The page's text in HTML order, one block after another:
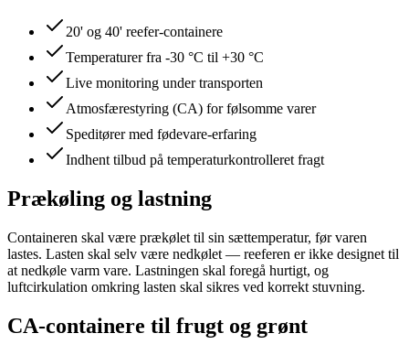
20' og 40' reefer-containere
Temperaturer fra -30 °C til +30 °C
Live monitoring under transporten
Atmosfærestyring (CA) for følsomme varer
Speditører med fødevare-erfaring
Indhent tilbud på temperaturkontrolleret fragt
Prækøling og lastning
Containeren skal være prækølet til sin sættemperatur, før varen
lastes. Lasten skal selv være nedkølet — reeferen er ikke designet til
at nedkøle varm vare. Lastningen skal foregå hurtigt, og
luftcirkulation omkring lasten skal sikres ved korrekt stuvning.
CA-containere til frugt og grønt